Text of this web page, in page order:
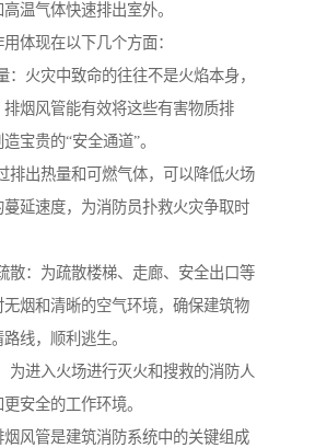
温气体快速排出室外。
体现在以下几个方面：
火灾中致命的往往不是火焰本身，
烟风管能有效将这些有害物质排
宝贵的“安全通道”。
排出热量和可燃气体，可以降低火场
延速度，为消防员扑救火灾争取时
散：为疏散楼梯、走廊、安全出口等
烟和清晰的空气环境，确保建筑物
线，顺利逃生。
为进入火场进行灭火和搜救的消防人
安全的工作环境。
风管是建筑消防系统中的关键组成